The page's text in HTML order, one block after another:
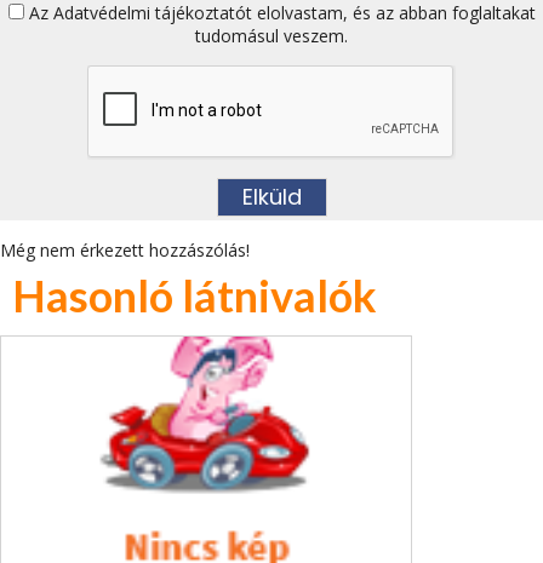
Az Adatvédelmi tájékoztatótelolvastam, és az abban foglaltakat
tudomásul veszem.
Még nem érkezett hozzászólás!
Hasonló látnivalók